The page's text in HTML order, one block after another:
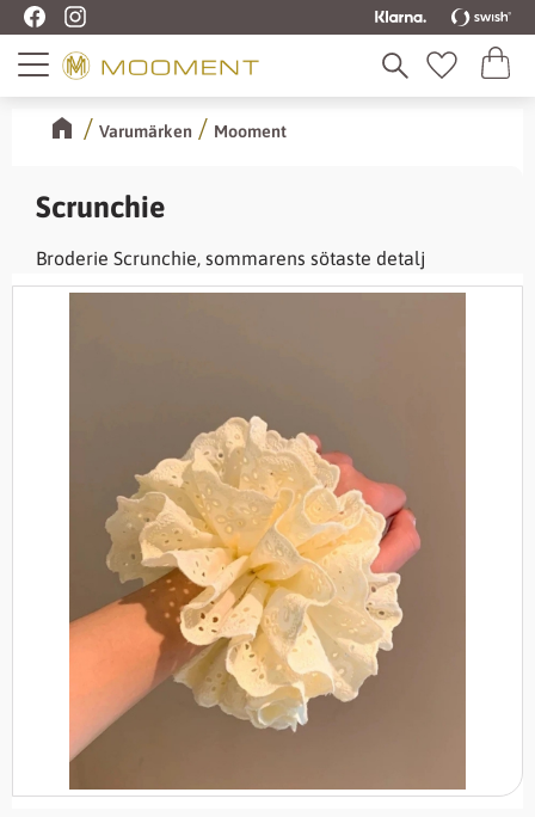
Meny Favoriter
Varumärken Mooment
Scrunchie
Broderie Scrunchie, sommarens sötaste detalj